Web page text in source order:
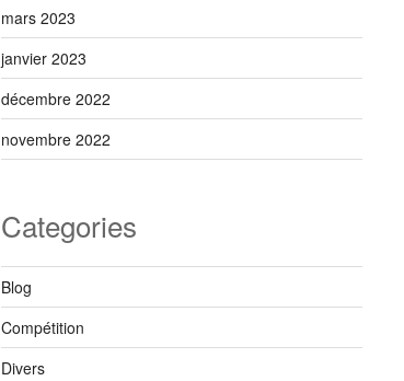
mars 2023
janvier 2023
décembre 2022
novembre 2022
Categories
Blog
Compétition
Divers